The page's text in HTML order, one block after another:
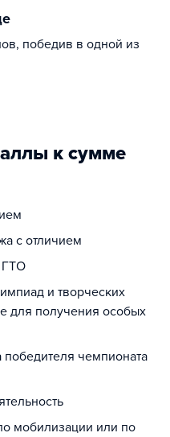
победив в одной из
к сумме
с отличием
ГТО
и творческих
для получения особых
победителя чемпионата
мобилизации или по